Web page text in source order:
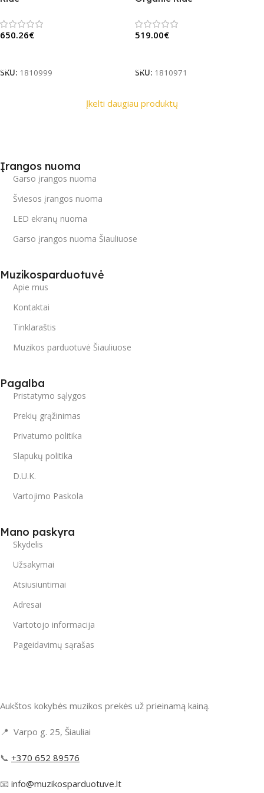
650.26€
SKU: 1810999
519.00€
SKU: 1810971
Įkelti daugiau produktų
Įrangos nuoma
Garso įrangos nuoma
Šviesos įrangos nuoma
LED ekranų nuoma
Garso įrangos nuoma Šiauliuose
Muzikosparduotuvė
Apie mus
Kontaktai
Tinklaraštis
Muzikos parduotuvė Šiauliuose
Pagalba
Pristatymo sąlygos
Prekių grąžinimas
Privatumo politika
Slapukų politika
D.U.K.
Vartojimo Paskola
Mano paskyra
Skydelis
Užsakymai
Atsiusiuntimai
Adresai
Vartotojo informacija
Pageidavimų sąrašas
Aukštos kokybės muzikos prekės už prieinamą kainą.
📍 Varpo g. 25, Šiauliai
📞 +370 652 89576
📧 info@muzikosparduotuve.lt